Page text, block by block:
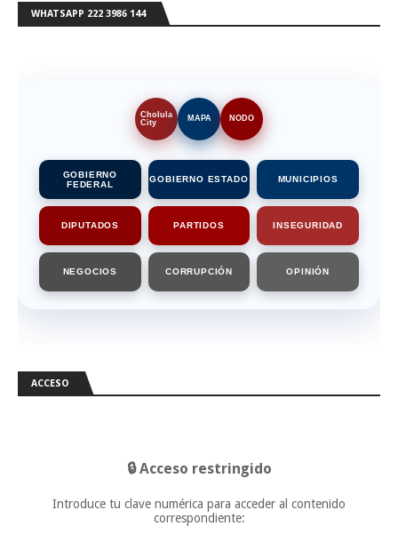
WHATSAPP 222 3986 144
Cholula
City
MAPA NODO
GOBIERNO
FEDERAL
GOBIERNO ESTADO MUNICIPIOS
DIPUTADOS PARTIDOS INSEGURIDAD
NEGOCIOS CORRUPCIÓN OPINIÓN
ACCESO
🔒 Acceso restringido
Introduce tu clave numérica para acceder al contenido
correspondiente: